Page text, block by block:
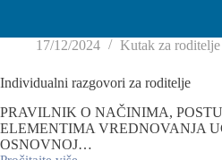
17/12/2024 Kutak za
Individualni razgovori za roditelje
PRAVILNIK O NAČINIMA,
ELEMENTIMA VREDNOVANJA
OSNOVNOJ…